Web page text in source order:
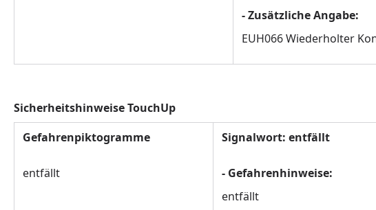
- Zusätzliche Angabe:
EUH066 Wiederholter
SicherheitshinweiseTouchUp
Gefahrenpiktogramme
entfällt
Signalwort: entfällt
- Gefahrenhinweise:
entfällt